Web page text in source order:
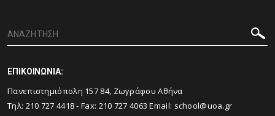
ΕΠΙΚΟΙΝΩΝΙΑ:
Πανεπιστημιόπολη 157 84, Ζωγράφου Αθήνα
Τηλ: 210 727 4418- Fax: 210 727 4063 Email: school@uoa.gr